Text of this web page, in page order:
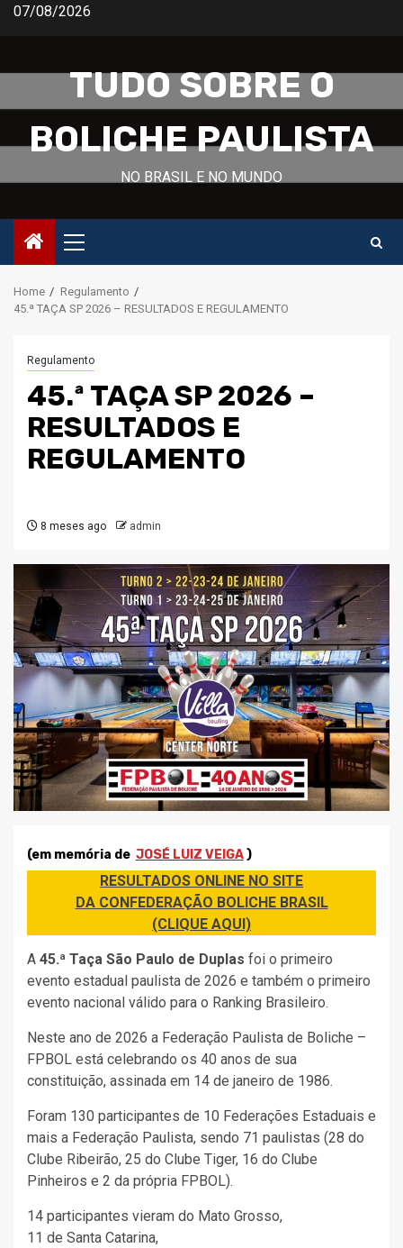
Skip07/08/2026
TUDO SOBRE O
BOLICHE PAULISTA
NO BRASIL E NO MUNDO
Primary
Menu
Home
Regulamento
45.ª TAÇA SP 2026 – RESULTADOS E REGULAMENTO
Regulamento
45.ª TAÇA SP 2026 –
RESULTADOS E
REGULAMENTO
8 meses ago admin
(em memória de JOSÉ LUIZ VEIGA)
RESULTADOS ONLINE NO SITE
DA CONFEDERAÇÃO BOLICHE BRASIL
(CLIQUE AQUI)
A 45.ª Taça São Paulo de Duplas foi o primeiro
evento estadual paulista de 2026 e também o primeiro
evento nacional válido para o Ranking Brasileiro.
Neste ano de 2026 a Federação Paulista de Boliche –
FPBOL está celebrando os 40 anos de sua
constituição, assinada em 14 de janeiro de 1986.
Foram 130 participantes de 10 Federações Estaduais e
mais a Federação Paulista, sendo 71 paulistas (28 do
Clube Ribeirão, 25 do Clube Tiger, 16 do Clube
Pinheiros e 2 da própria FPBOL).
14 participantes vieram do Mato Grosso,
11 de Santa Catarina,